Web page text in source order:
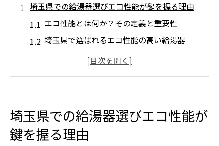
埼玉県での給湯器選びエコ性能が鍵を握る理由
エコ性能とは何か？その定義と重要性
埼玉県で選ばれるエコ性能の高い給湯器
エコ性能が生活に与える具体的な影響
エコ性能向上のための最新技術動向
エコ製品を選ぶことで給湯器の光熱費を削減す
埼玉県での給湯器選びエコ性能が
鍵を握る理由